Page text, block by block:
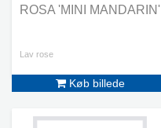
ROSA 'MINI MANDARIN'
Lav rose
Køb billede